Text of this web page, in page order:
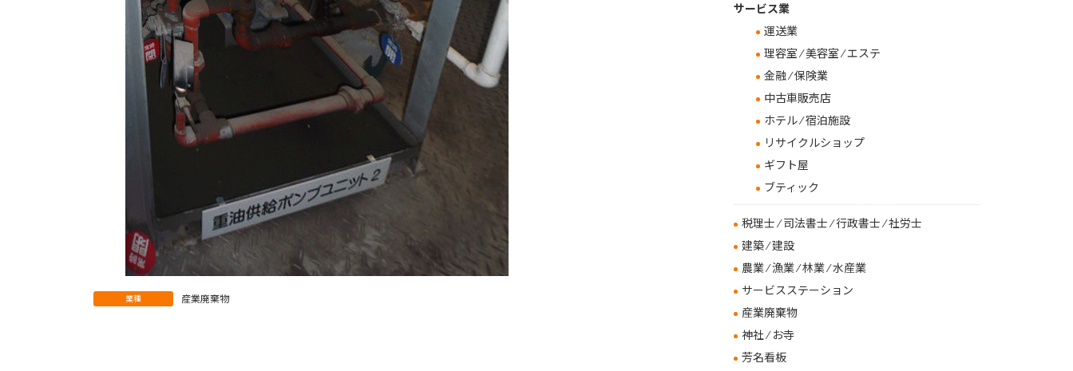
業種 産業廃棄物
サービス業
運送業
理容室 ⁄ 美容室 ⁄ エステ
金融 ⁄ 保険業
中古車販売店
ホテル ⁄ 宿泊施設
リサイクルショップ
ギフト屋
ブティック
税理士 ⁄ 司法書士 ⁄ 行政書士 ⁄ 社労士
建築 ⁄ 建設
農業 ⁄ 漁業 ⁄ 林業 ⁄ 水産業
サービスステーション
産業廃棄物
神社 ⁄ お寺
芳名看板